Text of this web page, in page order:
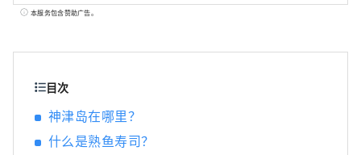
”！ 这款应用程序提供两项全新旅游体验：一
力，并创造与岛上居民成为朋友的机会。
本服务包含赞助广告。
目次
神津岛在哪里？
什么是熟鱼寿司？